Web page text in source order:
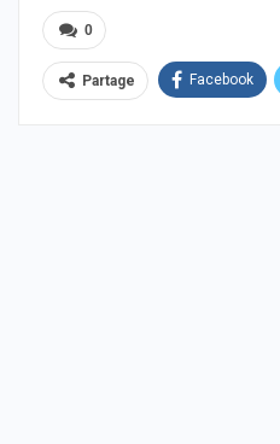
0
Partage Facebook